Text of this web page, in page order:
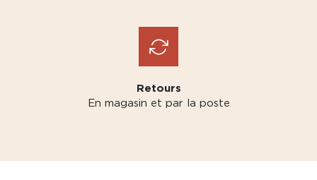
Retours
En magasin et par la poste